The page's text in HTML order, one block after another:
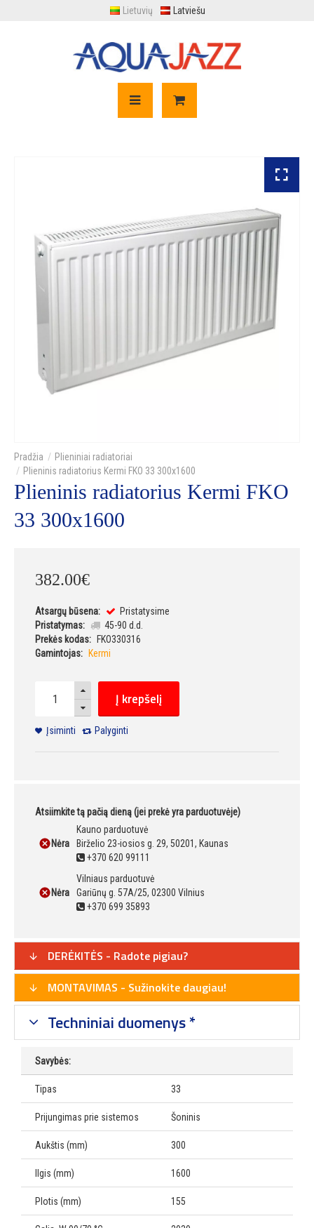
Lietuvių Latviešu
Plieniniai radiatoriai
Plieninis radiatorius Kermi FKO 33 300x1600
Plieninis radiatorius Kermi FKO
33 300x1600
382.00€
Atsargų būsena:
Pristatysime
Pristatymas:
45-90 d.d.
Prekės kodas:
FKO330316
Gamintojas:
Kermi
Į krepšelį
Įsiminti Palyginti
Atsiimkite tą pačią dieną (jei prekė yra parduotuvėje)
Nėra
Kauno parduotuvė
Birželio 23-iosios g. 29, 50201, Kaunas
+370 620 99111
Nėra
Vilniaus parduotuvė
Gariūnų g. 57A/25, 02300 Vilnius
+370 699 35893
DERĖKITĖS - Radote pigiau?
MONTAVIMAS - Sužinokite daugiau!
Techniniai duomenys *
Savybės:
Tipas 33
Prijungimas prie sistemos Šoninis
Aukštis (mm) 300
Ilgis (mm) 1600
Plotis (mm) 155